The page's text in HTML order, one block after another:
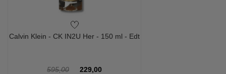
Calvin Klein - CK IN2U Her - 150 ml - Edt
595,00
229,00